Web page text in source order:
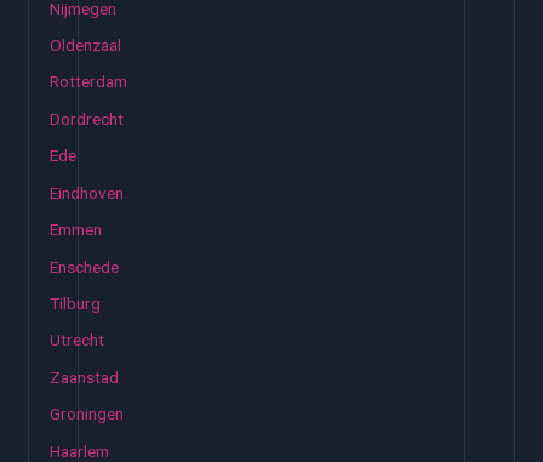
Nijmegen
Oldenzaal
Rotterdam
Dordrecht
Ede
Eindhoven
Emmen
Enschede
Tilburg
Utrecht
Zaanstad
Groningen
Haarlem